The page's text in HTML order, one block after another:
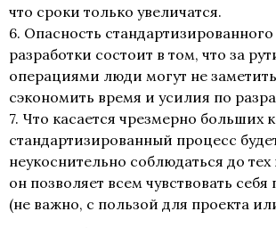
что сроки только увеличатся.
6. Опасность
разработки состоит в том, что за
операциями люди могут не
сэкономить время и усилия по
7. Что касается чрезмерно больших
стандартизированный процесс
неукоснительно соблюдаться до тех
он позволяет всем чувствовать себя
(не важно, с пользой для проекта